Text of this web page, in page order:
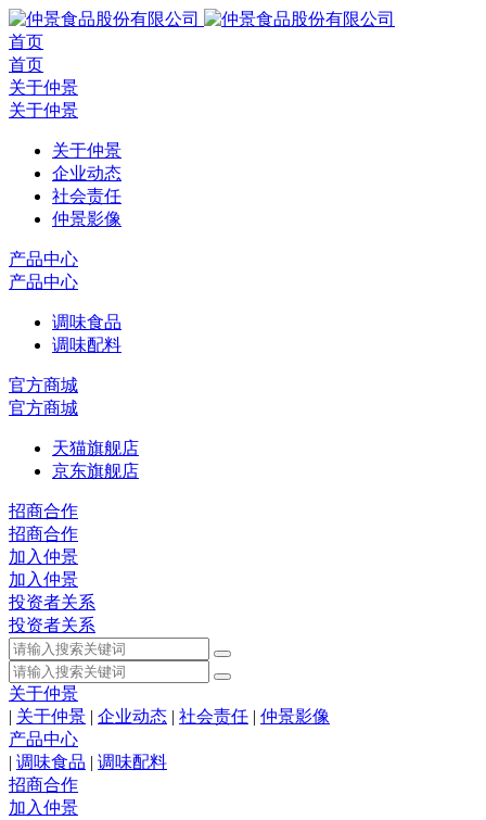
首页
首页
关于仲景
关于仲景
关于仲景
企业动态
社会责任
仲景影像
产品中心
产品中心
调味食品
调味配料
官方商城
官方商城
天猫旗舰店
京东旗舰店
招商合作
招商合作
加入仲景
加入仲景
投资者关系
投资者关系
关于仲景
| 关于仲景 | 企业动态 | 社会责任 | 仲景影像
产品中心
| 调味食品 | 调味配料
招商合作
加入仲景